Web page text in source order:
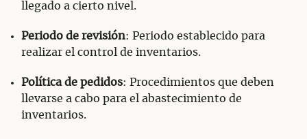
llegado a cierto nivel.
Periodo de revisión: Periodo establecido para
realizar el control de inventarios.
Política de pedidos: Procedimientos que deben
llevarse a cabo para el abastecimiento de
inventarios.